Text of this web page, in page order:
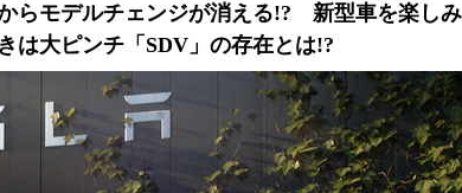
らモデルチェンジが消える!? 新型車を楽し
は大ピンチ「SDV」の存在とは!?